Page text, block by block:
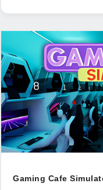
Gaming Cafe